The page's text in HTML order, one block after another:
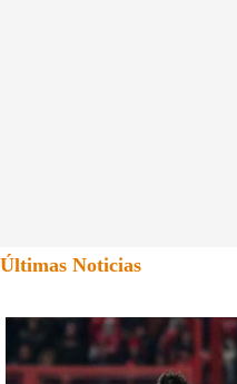
Últimas Noticias